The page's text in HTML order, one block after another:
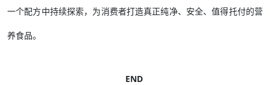
一个配方中持续探索，为消费者打造真正纯净、安全、值得托付的营
养食品。
END